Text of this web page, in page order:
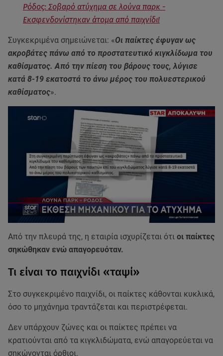
Ρόδος: Σοβαρό ατύχημα σε λούνα παρκ -
Εκσφενδονίστηκαν άτομα από παιχνίδι!
Συγκεκριμένα σημειώνεται: «Οι παίκτες έφυγαν ως
ακροβάτες πάνω από το προστατευτικό κιγκλίδωμα του
καθίσματος. Από την πίεση του βάρους τους, λύγισε
κατά 8-19 εκατοστά το άνω μέρος του πολυεστερικού
καθίσματος».
Από την πλευρά της, η εταιρία ισχυρίζεται ότι οι παίκτες
σηκώθηκαν ενώ απαγορευόταν.
Τι είναι το παιχνίδι «ταψί»
Στο συγκεκριμένο παιχνίδι, οι παίκτες κάθονται κυκλικά,
όσο το μηχάνημα τραντάζεται και περιστρέφεται.
Δεν υπάρχουν ζώνες και οι παίκτες πρέπει να
κρατιούνται από τα κιγκλιδώματα, ενώ απαγορεύεται να
σηκώνονται όρθιοι.